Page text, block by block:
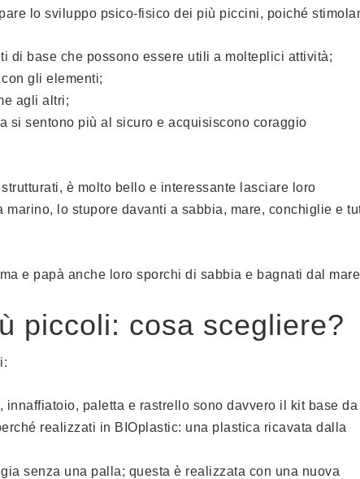
lo sviluppo psico-fisico dei più piccini, poiché
di base che possono essere utili a molteplici attività;
gli elementi;
agli altri;
si sentono più al sicuro e acquisiscono coraggio
è molto bello e interessante lasciare loro
marino, lo stupore davanti a sabbia, mare, conchiglie e
e papà anche loro sporchi di sabbia e bagnati dal
piccoli: cosa scegliere?
innaffiatoio, paletta e rastrello sono davvero il kit base da
realizzati in BIOplastic: una plastica ricavata dalla
senza una palla; questa è realizzata con una nuova